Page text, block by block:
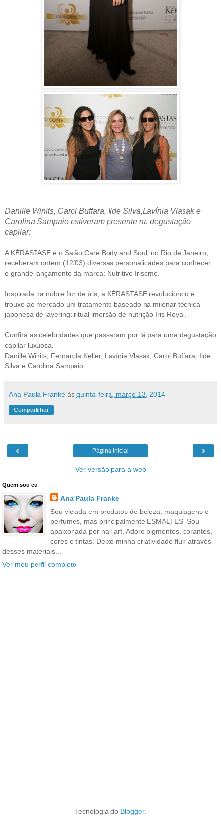
Danille Winits, Carol Buffara, Ilde Silva,Lavínia Vlasak e
Carolina Sampaio estiveram presente na degustação
capilar:
A KÉRASTASE e o Salão Care Body and Soul, no Rio de Janeiro,
receberam ontem (12/03) diversas personalidades para conhecer
o grande lançamento da marca: Nutritive Irisome.
Inspirada na nobre flor de íris, a KÉRASTASE revolucionou e
trouxe ao mercado um tratamento baseado na milenar técnica
japonesa de layering: ritual imersão de nutrição Iris Royal.
Confira as celebridades que passaram por lá para uma degustação
capilar luxuosa.
Danille Winits, Fernanda Keller, Lavínia Vlasak, Carol Buffara, Ilde
Silva e Carolina Sampaio.
Ana Paula Franke às quinta-feira, março 13, 2014
Compartilhar
‹ ›
Página inicial
Ver versão para a web
Quem sou eu
Ana Paula Franke
Sou viciada em produtos de beleza, maquiagens e
perfumes, mas principalmente ESMALTES! Sou
apaixonada por nail art. Adoro pigmentos, corantes,
cores e tintas. Deixo minha criatividade fluir através
desses materiais...
Ver meu perfil completo
Tecnologia do Blogger.